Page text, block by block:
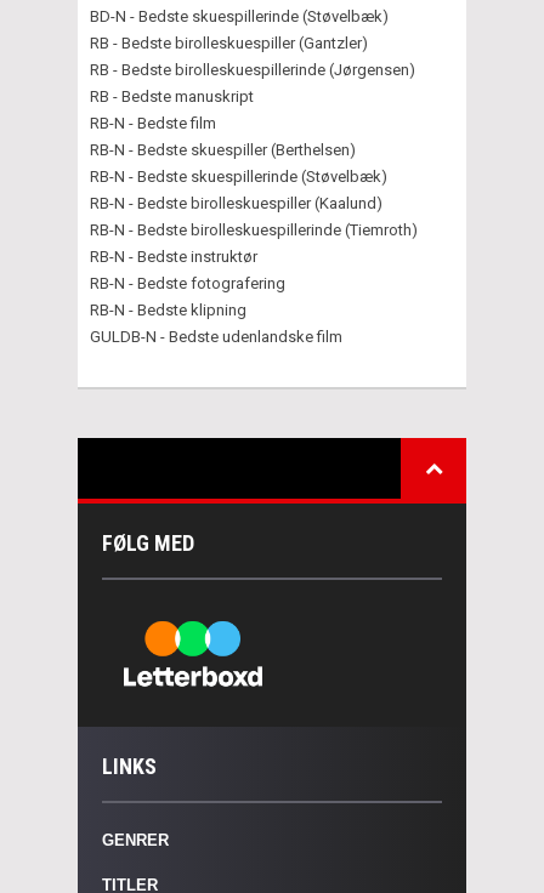
BD-N - Bedste skuespillerinde (Støvelbæk)
RB - Bedste birolleskuespiller (Gantzler)
RB - Bedste birolleskuespillerinde (Jørgensen)
RB - Bedste manuskript
RB-N - Bedste film
RB-N - Bedste skuespiller (Berthelsen)
RB-N - Bedste skuespillerinde (Støvelbæk)
RB-N - Bedste birolleskuespiller (Kaalund)
RB-N - Bedste birolleskuespillerinde (Tiemroth)
RB-N - Bedste instruktør
RB-N - Bedste fotografering
RB-N - Bedste klipning
GULDB-N - Bedste udenlandske film
FØLG MED
LINKS
GENRER
TITLER